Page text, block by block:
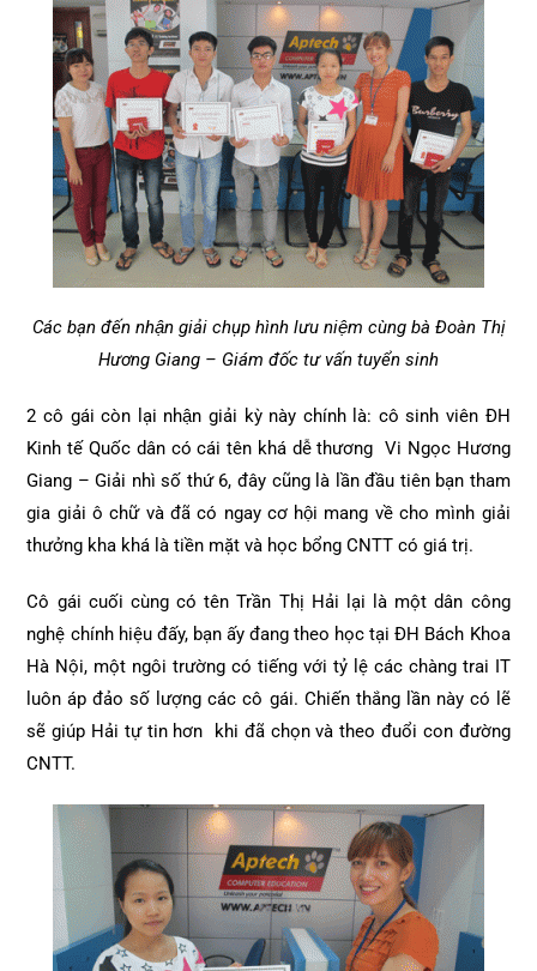
Các bạn đến nhận giải chụp hình lưu niệm cùng bà Đoàn Thị
Hương Giang – Giám đốc tư vấn tuyển sinh
2 cô gái còn lại nhận giải kỳ này chính là: cô sinh viên ĐH
Kinh tế Quốc dân có cái tên khá dễ thương Vi Ngọc Hương
Giang – Giải nhì số thứ 6, đây cũng là lần đầu tiên bạn tham
gia giải ô chữ và đã có ngay cơ hội mang về cho mình giải
thưởng kha khá là tiền mặt và học bổng CNTT có giá trị.
Cô gái cuối cùng có tên Trần Thị Hải lại là một dân công
nghệ chính hiệu đấy, bạn ấy đang theo học tại ĐH Bách Khoa
Hà Nội, một ngôi trường có tiếng với tỷ lệ các chàng trai IT
luôn áp đảo số lượng các cô gái. Chiến thắng lần này có lẽ
sẽ giúp Hải tự tin hơn khi đã chọn và theo đuổi con đường
CNTT.